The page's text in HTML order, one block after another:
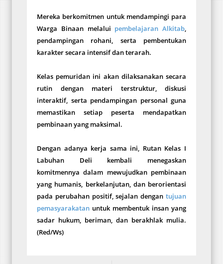
Mereka berkomitmen untuk mendampingi para
Warga Binaan melalui pembelajaran Alkitab,
pendampingan rohani, serta pembentukan
karakter secara intensif dan terarah.
Kelas pemuridan ini akan dilaksanakan secara
rutin dengan materi terstruktur, diskusi
interaktif, serta pendampingan personal guna
memastikan setiap peserta mendapatkan
pembinaan yang maksimal.
Dengan adanya kerja sama ini, Rutan Kelas I
Labuhan Deli kembali menegaskan
komitmennya dalam mewujudkan pembinaan
yang humanis, berkelanjutan, dan berorientasi
pada perubahan positif, sejalan dengan tujuan
pemasyarakatan untuk membentuk insan yang
sadar hukum, beriman, dan berakhlak mulia.
(Red/Ws)